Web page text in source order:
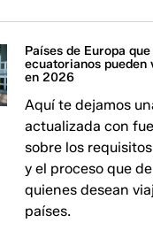
Países de Europa que
ecuatorianos pueden
en 2026
Aquí te dejamos
actualizada con
sobre los
y el proceso que
quienes desean
países.